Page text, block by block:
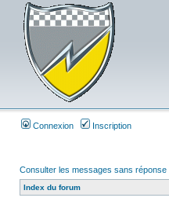
Connexion Inscription
Consulter les messages sans réponse
Index du forum